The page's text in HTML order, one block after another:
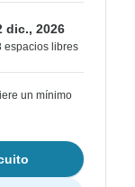
dic., 2026
espacios libres
un mínimo